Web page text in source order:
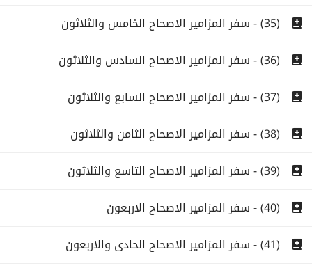
(35) - سفر المزامير الاصحاح الخامس والثلاثون
(36) - سفر المزامير الاصحاح السادس والثلاثون
(37) - سفر المزامير الاصحاح السابع والثلاثون
(38) - سفر المزامير الاصحاح الثامن والثلاثون
(39) - سفر المزامير الاصحاح التاسع والثلاثون
(40) - سفر المزامير الاصحاح الاربعون
(41) - سفر المزامير الاصحاح الحادى والاربعون